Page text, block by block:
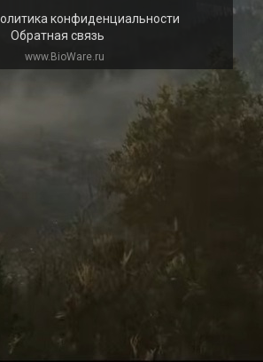
конфиденциальности
Обратная связь
www.BioWare.ru